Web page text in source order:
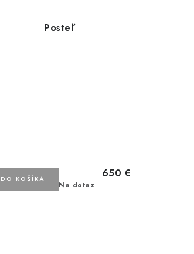
Posteľ
Na dotaz
650 €
DO KOŠÍKA